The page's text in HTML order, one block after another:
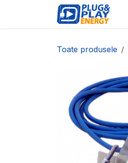
Toate produsele